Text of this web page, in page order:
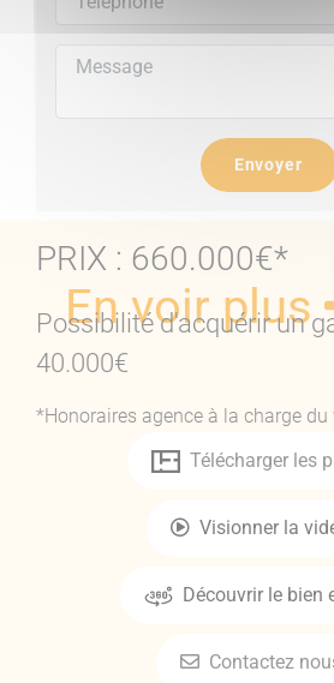
Eléments financiers
Charges de copropriété
: 16
Bien en copropriété. Pas de
PRIX : 660.000€*
Possibilité d'acquérir un
40.000€
*Honoraires agence à la charge du
Envoyer
En voir plus
Télécharger les
Visionner la
Découvrir le bien
Contactez